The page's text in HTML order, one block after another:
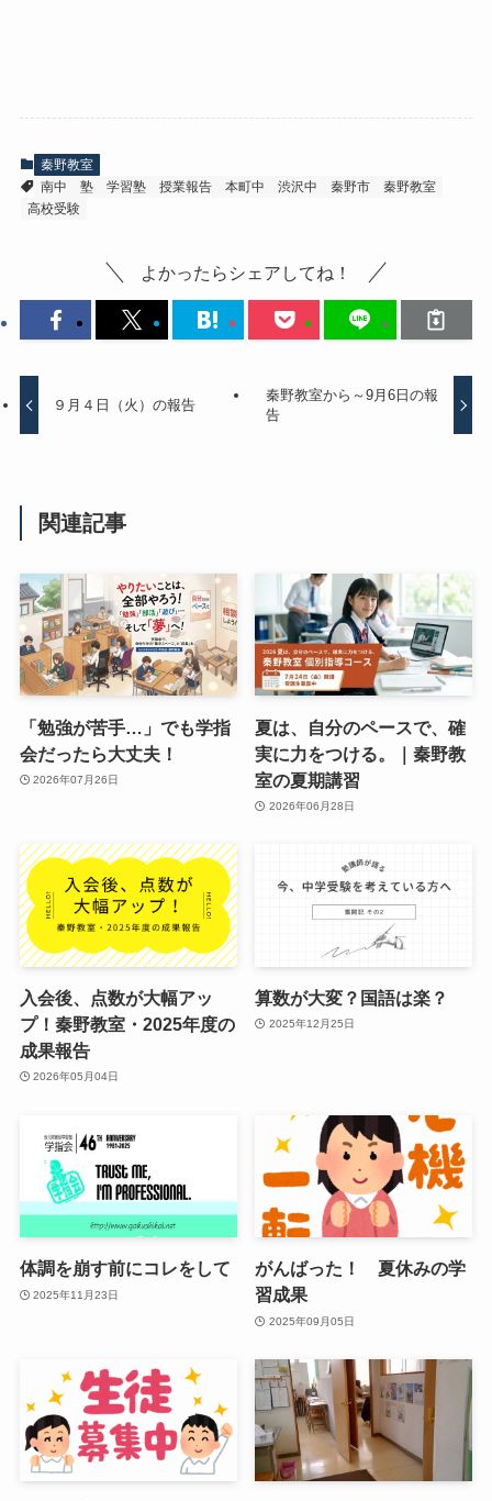
秦野教室
南中
塾 学習塾 授業報告 本町中 渋沢中 秦野市
秦野教室
高校受験
よかったらシェアしてね！
９月４日（火）の報告
秦野教室から～9月6日の報
告
関連記事
「勉強が苦手…」でも学指
会だったら大丈夫！
2026年07月26日
夏は、自分のペースで、確
実に力をつける。｜秦野教
室の夏期講習
2026年06月28日
入会後、点数が大幅アッ
プ！秦野教室・2025年度の
成果報告
2026年05月04日
算数が大変？国語は楽？
2025年12月25日
体調を崩す前にコレをして
2025年11月23日
がんばった！ 夏休みの学
習成果
2025年09月05日